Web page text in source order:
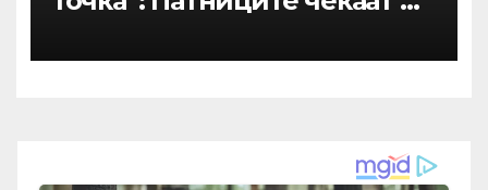
авионите полетуваат